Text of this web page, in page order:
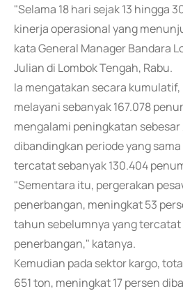
"Selama 18 hari sejak 13 hingga
kinerja operasional yang
kata General Manager Bandara
Julian di Lombok Tengah, Rabu.
Ia mengatakan secara kumulatif,
melayani sebanyak 167.078
mengalami peningkatan sebesar
dibandingkan periode yang
tercatat sebanyak 130.404
"Sementara itu, pergerakan
penerbangan, meningkat 53
tahun sebelumnya yang tercatat
penerbangan," katanya.
Kemudian pada sektor kargo,
651 ton, meningkat 17 persen